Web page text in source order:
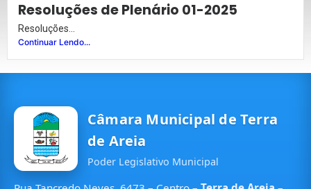
Resoluções de Plenário 01-2025
Resoluções...
Continuar Lendo...
Câmara Municipal de Terra
de Areia
Poder Legislativo Municipal